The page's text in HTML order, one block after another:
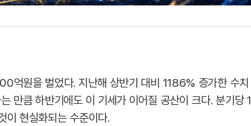
억원을 벌었다. 지난해 상반기 대비 1186% 증가한 수치
만큼 하반기에도 이 기세가 이어질 공산이 크다. 분기당 1
현실화되는 수준이다.